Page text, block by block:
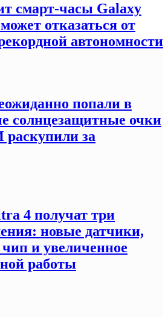
смарт-часы Galaxy
отказаться от
автономности
попали в
солнцезащитные очки
раскупили за
4 получат три
новые датчики,
и увеличенное
работы